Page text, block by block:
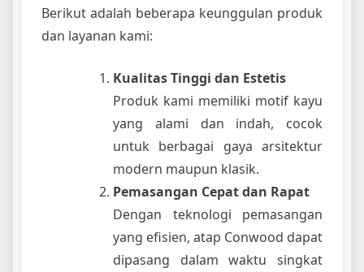
Berikut adalah beberapa keunggulan produk
dan layanan kami:
Kualitas Tinggi dan Estetis
Produk kami memiliki motif kayu
yang alami dan indah, cocok
untuk berbagai gaya arsitektur
modern maupun klasik.
Pemasangan Cepat dan Rapat
Dengan teknologi pemasangan
yang efisien, atap Conwood dapat
dipasang dalam waktu singkat